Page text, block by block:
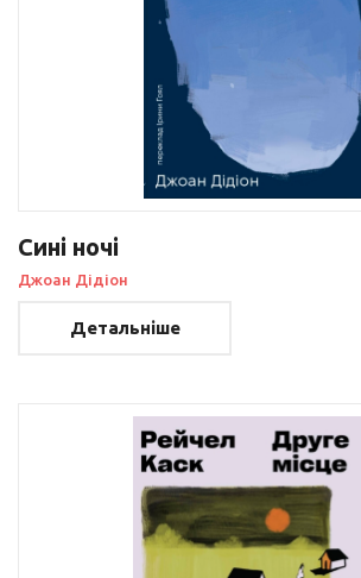
Сині ночі
Джоан Дідіон
Детальніше